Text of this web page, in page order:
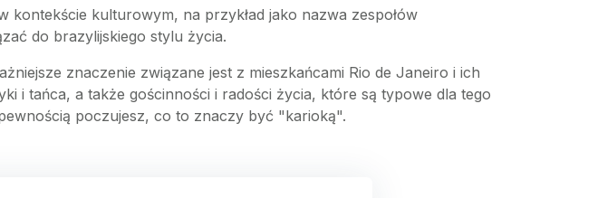
kulturowym, na przykład jako nazwa zespołów
do brazylijskiego stylu życia.
znaczenie związane jest z mieszkańcami Rio de Janeiro i ich
i tańca, a także gościnności i radości życia, które są typowe dla tego
poczujesz, co to znaczy być "karioką".